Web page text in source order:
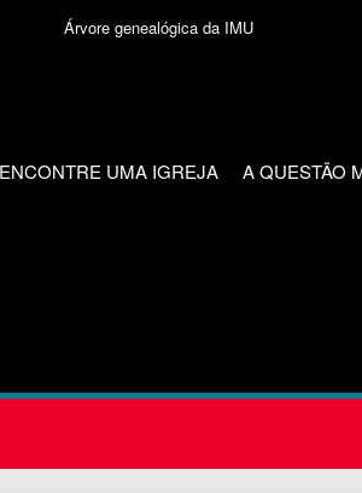
Árvore genealógica da IMU
ENCONTRE UMA IGREJA A QUESTÃO